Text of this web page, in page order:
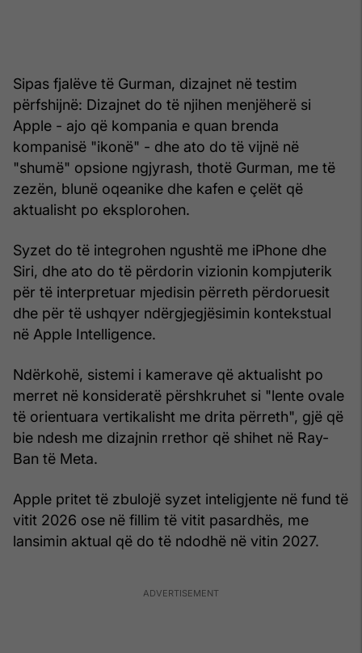
Sipas fjalëve të Gurman, dizajnet në testim
përfshijnë: Dizajnet do të njihen menjëherë si
Apple - ajo që kompania e quan brenda
kompanisë "ikonë" - dhe ato do të vijnë në
"shumë" opsione ngjyrash, thotë Gurman, me të
zezën, blunë oqeanike dhe kafen e çelët që
aktualisht po eksplorohen.
Syzet do të integrohen ngushtë me iPhone dhe
Siri, dhe ato do të përdorin vizionin kompjuterik
për të interpretuar mjedisin përreth përdoruesit
dhe për të ushqyer ndërgjegjësimin kontekstual
në Apple Intelligence.
Ndërkohë, sistemi i kamerave që aktualisht po
merret në konsideratë përshkruhet si "lente ovale
të orientuara vertikalisht me drita përreth", gjë që
bie ndesh me dizajnin rrethor që shihet në Ray-
Ban të Meta.
Apple pritet të zbulojë syzet inteligjente në fund të
vitit 2026 ose në fillim të vitit pasardhës, me
lansimin aktual që do të ndodhë në vitin 2027.